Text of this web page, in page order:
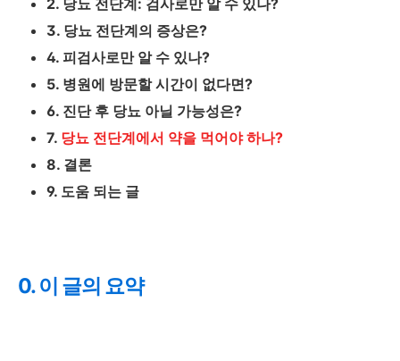
3. 당뇨 전단계의 증상은?
4. 피검사로만 알 수 있나?
5. 병원에 방문할 시간이 없다면?
6. 진단 후 당뇨 아닐 가능성은?
7. 당뇨 전단계에서 약을 먹어야 하나?
8. 결론
9. 도움 되는 글
0. 이 글의 요약